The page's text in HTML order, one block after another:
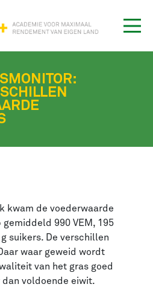
kwam de voederwaarde
990 VEM, 195
suikers. De verschillen
waar geweid wordt
van het gras goed
voldoende eiwit.